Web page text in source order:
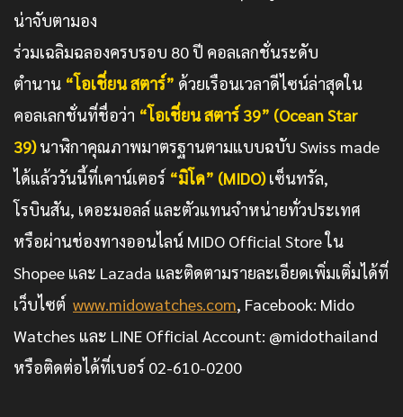
น่าจับตามอง
ร่วมเฉลิมฉลองครบรอบ 80 ปี คอลเลกชั่นระดับ
ตำนาน “โอเชี่ยน สตาร์” ด้วยเรือนเวลาดีไซน์ล่าสุดใน
คอลเลกชั่นที่ชื่อว่า “โอเชี่ยน สตาร์ 39” (Ocean Star
39)นาฬิกาคุณภาพมาตรฐานตามแบบฉบับ Swiss made
ได้แล้ววันนี้ที่เคาน์เตอร์ “มิโด” (MIDO)เซ็นทรัล,
โรบินสัน, เดอะมอลล์ และตัวแทนจำหน่ายทั่วประเทศ
หรือผ่านช่องทางออนไลน์ MIDO Official Store ใน
Shopee และ Lazada และติดตามรายละเอียดเพิ่มเติ่มได้ที่
เว็บไซต์ www.midowatches.com, Facebook: Mido
Watches และ LINE Official Account: @midothailand
หรือติดต่อได้ที่เบอร์ 02-610-0200